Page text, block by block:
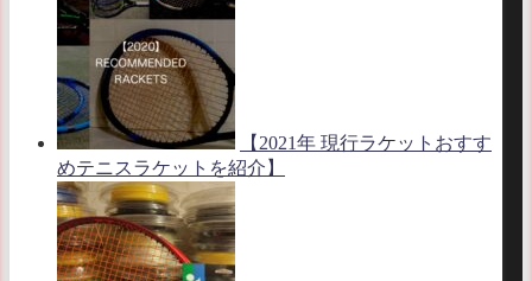
【2021年 現行ラケットおすす
めテニスラケットを紹介】